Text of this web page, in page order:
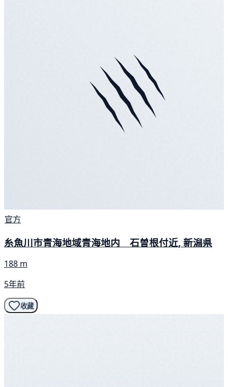
官方
糸魚川市青海地域青海地内 石曽根付近, 新潟県
188 m
5年前
收藏